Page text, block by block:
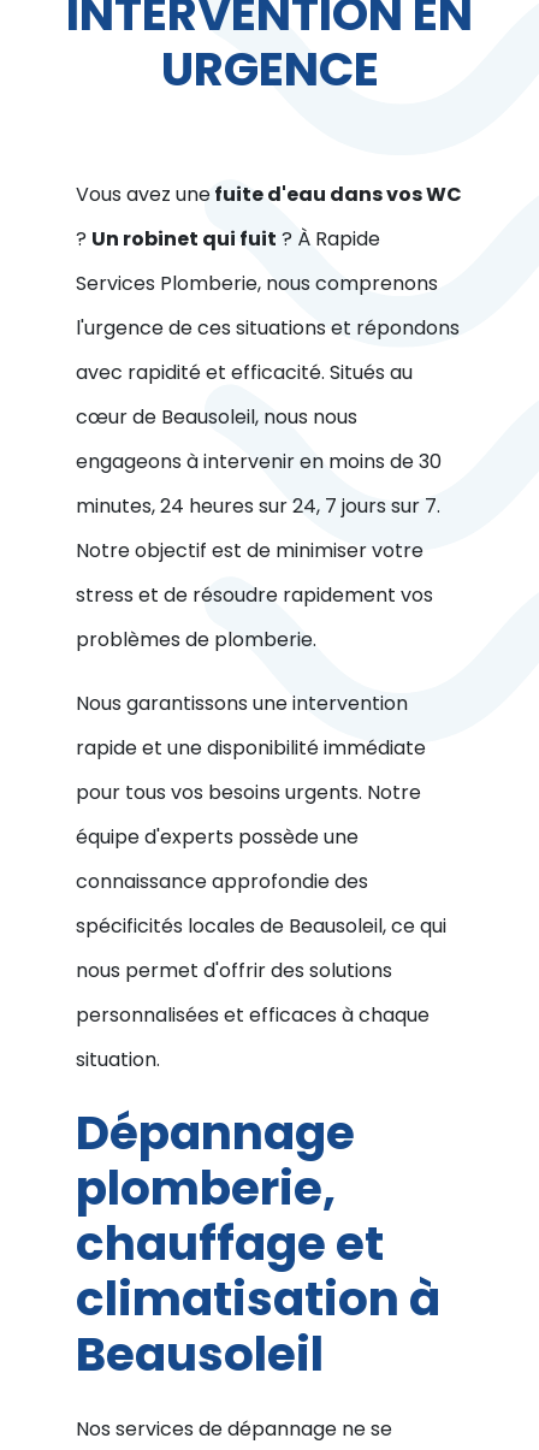
INTERVENTION EN
URGENCE
Vous avez unefuite d'eau dans vos WC
? Un robinet qui fuit ? À Rapide
Services Plomberie, nous comprenons
l'urgence de ces situations et répondons
avec rapidité et efficacité. Situés au
cœur de Beausoleil, nous nous
engageons à intervenir en moins de 30
minutes, 24 heures sur 24, 7 jours sur 7.
Notre objectif est de minimiser votre
stress et de résoudre rapidement vos
problèmes de plomberie.
Nous garantissons une intervention
rapide et une disponibilité immédiate
pour tous vos besoins urgents. Notre
équipe d'experts possède une
connaissance approfondie des
spécificités locales de Beausoleil, ce qui
nous permet d'offrir des solutions
personnalisées et efficaces à chaque
situation.
Dépannage
plomberie,
chauffage et
climatisation à
Beausoleil
Nos services de dépannage ne se